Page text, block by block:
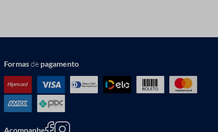
Formasde pagamento
Acompanhe